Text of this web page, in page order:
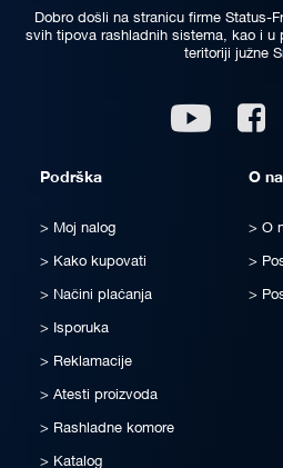
Dobro došli na stranicu firme Status-
svih tipova rashladnih sistema, kao i u
teritoriji južne
Youtube
Podrška
Moj nalog
Kako kupovati
Načini plaćanja
Isporuka
Reklamacije
Atesti proizvoda
Rashladne komore
Katalog
O
O